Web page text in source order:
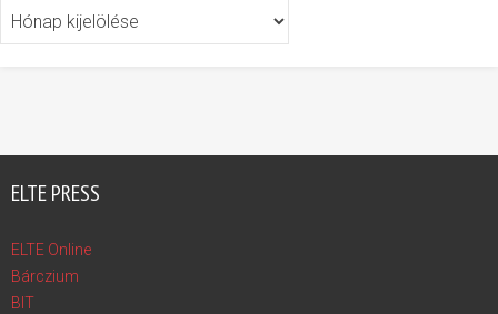
Archívum
ELTE PRESS
ELTE Online
Bárczium
BIT